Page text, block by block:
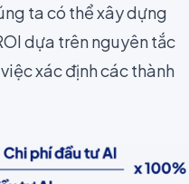
ta có thể xây dựng
dựa trên nguyên tắc
xác định các thành